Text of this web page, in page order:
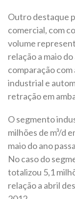
Outro destaque
comercial, com
volume
relação a maio
comparação
industrial e
retração em
O segmento
milhões de m³/d
maio do ano
No caso do
totalizou 5,1
relação a abril